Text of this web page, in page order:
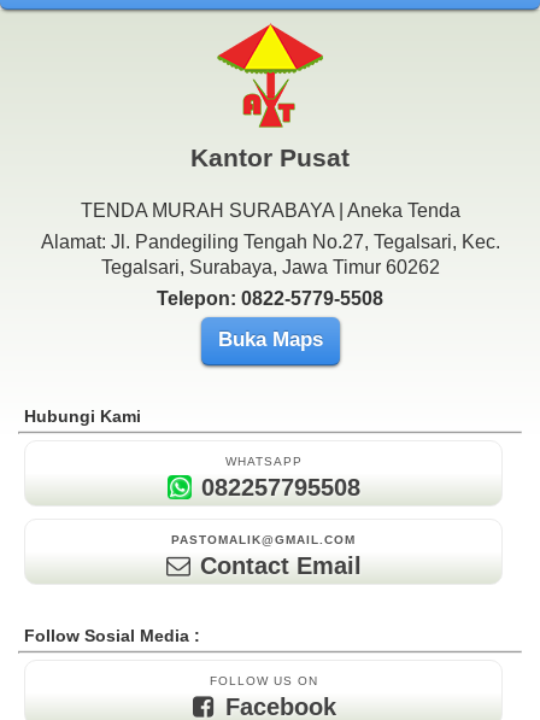
Kantor Pusat
TENDA MURAH SURABAYA | Aneka Tenda
Alamat: Jl. Pandegiling Tengah No.27, Tegalsari, Kec.
Tegalsari, Surabaya, Jawa Timur 60262
Telepon: 0822-5779-5508
Buka Maps
Hubungi Kami
WHATSAPP
082257795508
PASTOMALIK@GMAIL.COM
Contact Email
Follow Sosial Media :
FOLLOW US ON
Facebook